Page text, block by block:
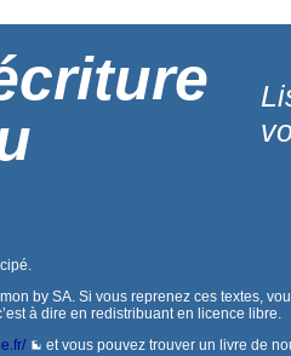
by SA. Si vous reprenez ces textes,
à dire en redistribuant en licence libre.
et vous pouvez trouver un livre de